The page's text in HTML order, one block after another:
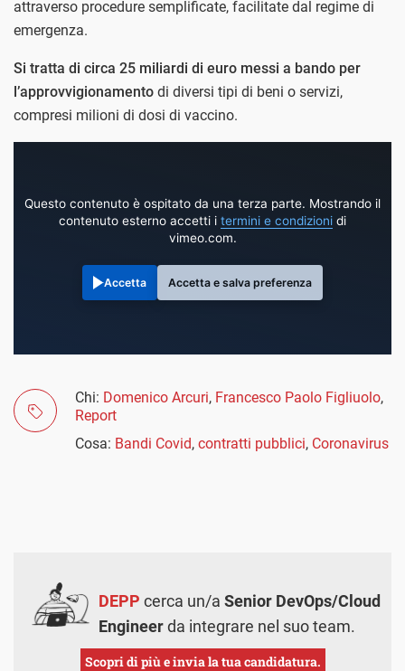
attraverso procedure semplificate, facilitate dal regime di
emergenza.
Si tratta di circa 25 miliardi di euro messi a bando per
l’approvvigionamento di diversi tipi di beni o servizi,
compresi milioni di dosi di vaccino.
Questo contenuto è ospitato da una terza parte. Mostrando il
contenuto esterno accetti i termini e condizioni di
vimeo.com.
Accetta Accetta e salva preferenza
Chi: Domenico Arcuri, Francesco Paolo Figliuolo,
Report
Cosa: Bandi Covid, contratti pubblici, Coronavirus
DEPP cerca un/a Senior DevOps/Cloud
Engineerda integrare nel suo team.
Scopri di più e invia la tua candidatura.